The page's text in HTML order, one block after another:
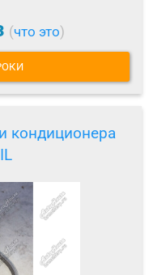
(что это)
кондиционера